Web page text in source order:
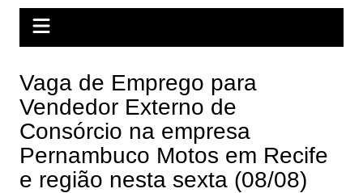
Vaga de Emprego para
Vendedor Externo de
Consórcio na empresa
Pernambuco Motos em Recife
e região nesta sexta (08/08)